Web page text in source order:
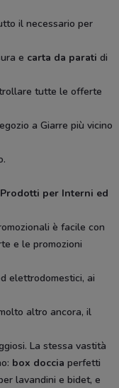
il necessario per
e carta da parati di
tutte le offerte
a Giarre più vicino
per Interni ed
è facile con
e le promozioni
elettrodomestici, ai
altro ancora, il
La stessa vastità
box doccia perfetti
lavandini e bidet, e